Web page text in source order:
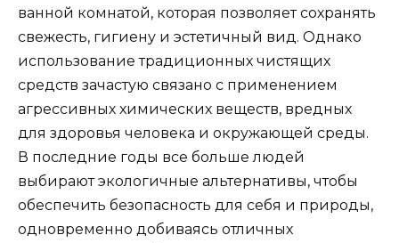
ванной комнатой, которая позволяет сохранять
свежесть, гигиену и эстетичный вид. Однако
использование традиционных чистящих
средств зачастую связано с применением
агрессивных химических веществ, вредных
для здоровья человека и окружающей среды.
В последние годы все больше людей
выбирают экологичные альтернативы, чтобы
обеспечить безопасность для себя и природы,
одновременно добиваясь отличных